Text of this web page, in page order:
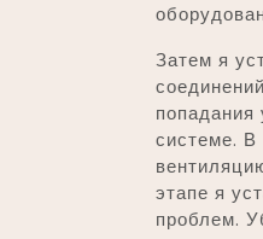
Затем я
попадания
системе. В
этапе я
проблем.